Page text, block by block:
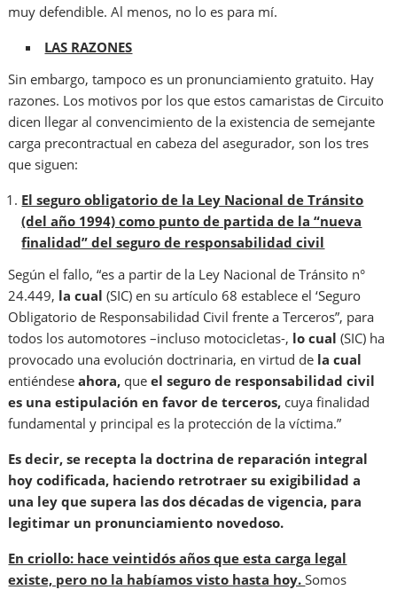
muy defendible. Al menos, no lo es para mí.
LAS RAZONES
Sin embargo, tampoco es un pronunciamiento gratuito. Hay
razones. Los motivos por los que estos camaristas de Circuito
dicen llegar al convencimiento de la existencia de semejante
carga precontractual en cabeza del asegurador, son los tres
que siguen:
El seguro obligatorio de la Ley Nacional de Tránsito
(del año 1994) como punto de partida de la “nueva
finalidad” del seguro de responsabilidad civil
Según el fallo, “es a partir de la Ley Nacional de Tránsito n°
24.449, la cual (SIC) en su artículo 68 establece el ‘Seguro
Obligatorio de Responsabilidad Civil frente a Terceros”, para
todos los automotores –incluso motocicletas-, lo cual (SIC) ha
provocado una evolución doctrinaria, en virtud de la cual
entiéndeseahora, queel seguro de responsabilidad civil
es una estipulación en favor de terceros, cuya finalidad
fundamental y principal es la protección de la víctima.”
Es decir, se recepta la doctrina de reparación integral
hoy codificada, haciendo retrotraer su exigibilidad a
una ley que supera las dos décadas de vigencia, para
legitimar un pronunciamiento novedoso.
En criollo: hace veintidós años que esta carga legal
existe, pero no la habíamos visto hasta hoy.Somos